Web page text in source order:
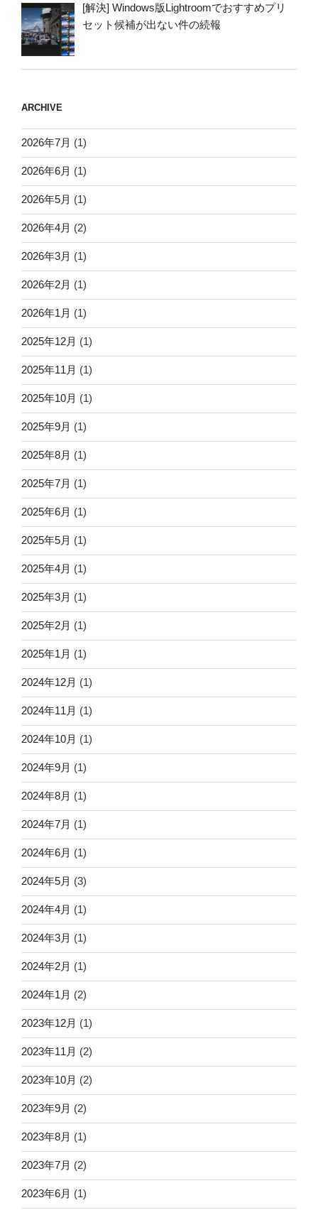
[解決] Windows版Lightroomでおすすめプリ
セット候補が出ない件の続報
ARCHIVE
2026年7月 (1)
2026年6月 (1)
2026年5月 (1)
2026年4月 (2)
2026年3月 (1)
2026年2月 (1)
2026年1月 (1)
2025年12月 (1)
2025年11月 (1)
2025年10月 (1)
2025年9月 (1)
2025年8月 (1)
2025年7月 (1)
2025年6月 (1)
2025年5月 (1)
2025年4月 (1)
2025年3月 (1)
2025年2月 (1)
2025年1月 (1)
2024年12月 (1)
2024年11月 (1)
2024年10月 (1)
2024年9月 (1)
2024年8月 (1)
2024年7月 (1)
2024年6月 (1)
2024年5月 (3)
2024年4月 (1)
2024年3月 (1)
2024年2月 (1)
2024年1月 (2)
2023年12月 (1)
2023年11月 (2)
2023年10月 (2)
2023年9月 (2)
2023年8月 (1)
2023年7月 (2)
2023年6月 (1)